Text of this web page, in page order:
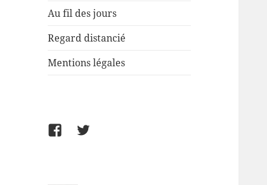
Au fil des jours
Regard distancié
Mentions légales
FacebookTwitter